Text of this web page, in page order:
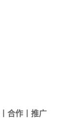
合作丨推广